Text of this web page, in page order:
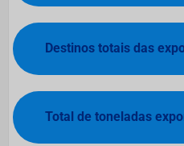
Destinos totais das
Total de toneladas